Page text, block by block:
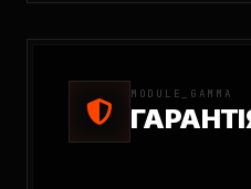
MODULE_GAMMA